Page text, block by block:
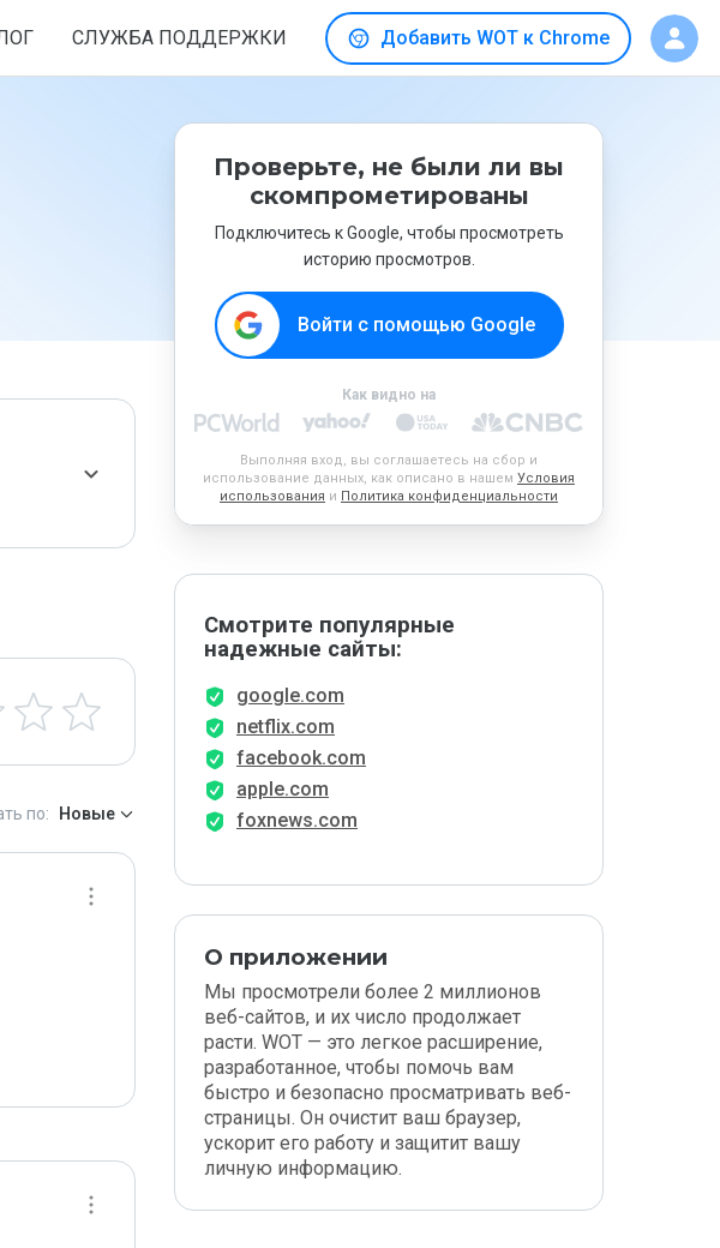
СЛУЖБА ПОДДЕРЖКИ Добавить WOT к Chrome
по: Новые
Проверьте, не были ли вы
скомпрометированы
Подключитесь к Google, чтобы просмотреть
историю просмотров.
Войти с помощью Google
Как видно на
Выполняя вход, вы соглашаетесь на сбор и
использование данных, как описано в нашем Условия
использования и Политика конфиденциальности
Смотрите популярные
надежные сайты:
google.com
netflix.com
facebook.com
apple.com
foxnews.com
О приложении
Мы просмотрели более 2 миллионов
веб-сайтов, и их число продолжает
расти. WOT — это легкое расширение,
разработанное, чтобы помочь вам
быстро и безопасно просматривать веб-
страницы. Он очистит ваш браузер,
ускорит его работу и защитит вашу
личную информацию.